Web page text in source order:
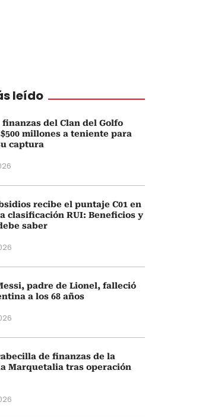
leído
finanzas del Clan del Golfo
millones a teniente para
captura
recibe el puntaje C01 en
clasificación RUI: Beneficios y
saber
padre de Lionel, falleció
a los 68 años
de finanzas de la
Marquetalia tras operación